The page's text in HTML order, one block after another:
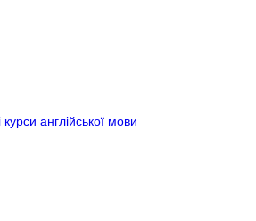
курси англійської мови